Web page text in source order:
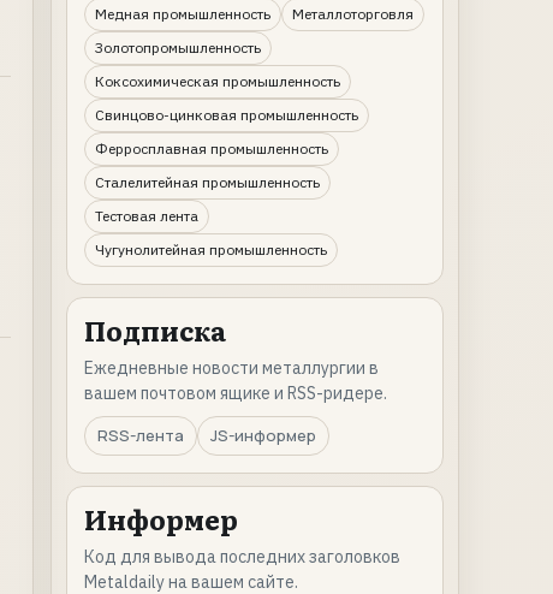
Медная промышленность
Металлоторговля
Золотопромышленность
Коксохимическая промышленность
Свинцово-цинковая промышленность
Ферросплавная промышленность
Сталелитейная промышленность
Тестовая лента
Чугунолитейная промышленность
Подписка
Ежедневные новости металлургии в
вашем почтовом ящике и RSS-ридере.
RSS-лента
JS-информер
Информер
Код для вывода последних заголовков
Metaldaily на вашем сайте.